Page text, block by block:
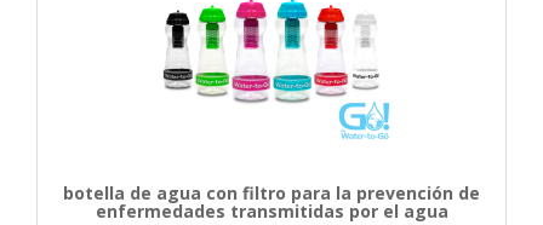
botella de agua con filtro para la prevención de
enfermedades transmitidas por el agua